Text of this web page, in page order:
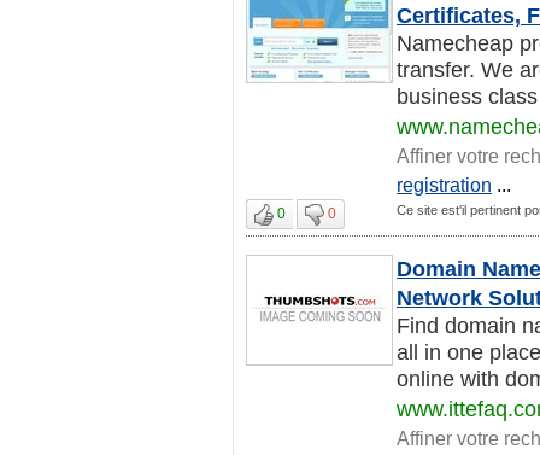
Certificates,
Namecheap
transfer. We
business
Affiner votre
registration ...
0 0 Ce site est'il pertinent
Domain
Network
Find domain
all in one
online with
Affiner votre